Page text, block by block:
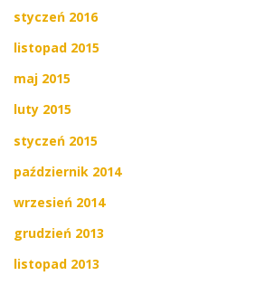
styczeń 2016
listopad 2015
maj 2015
luty 2015
styczeń 2015
październik 2014
wrzesień 2014
grudzień 2013
listopad 2013